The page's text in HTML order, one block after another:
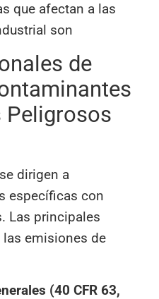
que afectan a las
son
de
dirigen a
específicas con
Las principales
emisiones de
(40 CFR 63,